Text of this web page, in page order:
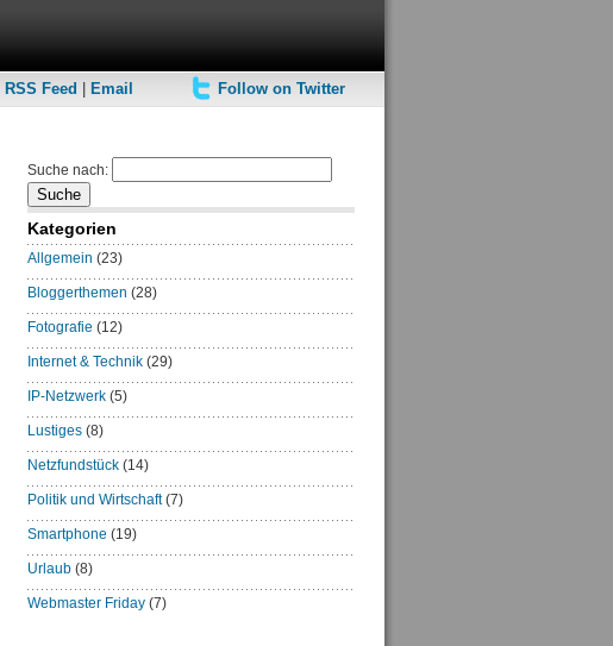
Follow on Twitter
RSS Feed Email
Suche nach:
Kategorien
Allgemein (23)
Bloggerthemen (28)
Fotografie (12)
Internet & Technik (29)
IP-Netzwerk (5)
Lustiges (8)
Netzfundstück (14)
Politik und Wirtschaft(7)
Smartphone (19)
Urlaub (8)
Webmaster Friday (7)